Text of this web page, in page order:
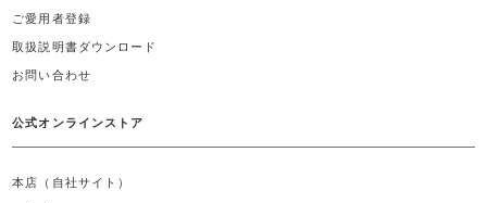
ご愛用者登録
取扱説明書ダウンロード
お問い合わせ
公式オンラインストア
本店（自社サイト）